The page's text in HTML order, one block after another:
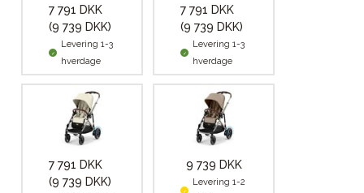
7 791 DKK
(9 739 DKK)
Levering 1-3
hverdage
7 791 DKK
(9 739 DKK)
Levering 1-3
hverdage
7 791 DKK
(9 739 DKK)
9 739 DKK
Levering 1-2